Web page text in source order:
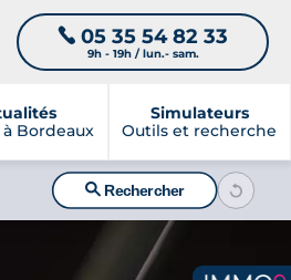
📞 05 35 54 82 33
9h - 19h / lun.- sam.
Bordeaux
Simulateurs
Outils et recherche
🔍Rechercher